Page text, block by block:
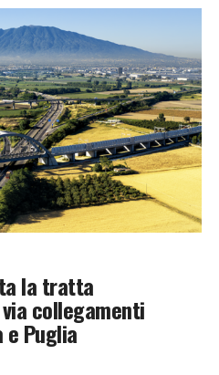
la tratta
collegamenti
Puglia